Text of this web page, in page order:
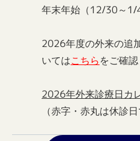
年末年始（12/30～1/4
2026年度の外来の追
いてはこちらをご確認
2026年外来診療日カ
（赤字・赤丸は休診日